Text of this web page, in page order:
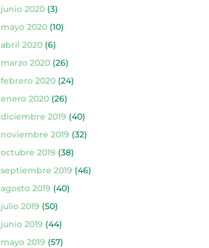
junio 2020(3)
mayo 2020(10)
abril 2020(6)
marzo 2020(26)
febrero 2020(24)
enero 2020(26)
diciembre 2019 (40)
noviembre 2019 (32)
octubre 2019 (38)
septiembre 2019 (46)
agosto 2019 (40)
julio 2019 (50)
junio 2019 (44)
mayo 2019 (57)